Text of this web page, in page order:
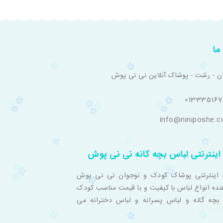
- رشت - پوشاک آنلاین نی نی پوش
اینترنتی لباس بچه گانه نی نی پوش
اینترنتی پوشاک کودک و نوجوان نی نی پوش
انواع لباس با کیفیت و با قیمت مناسب کودک
گانه و لباس پسرانه و لباس دخترانه می